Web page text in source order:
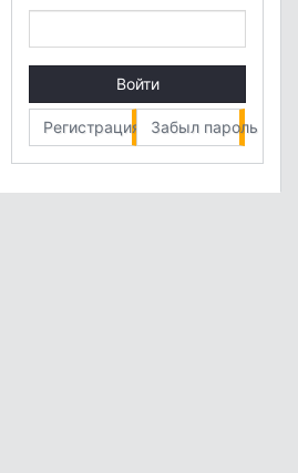
Войти
Регистрация Забыл пароль